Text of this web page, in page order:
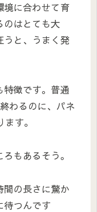
境に合わせて育
のはとても大
うと、うまく発
特徴です。普通
わるのに、パネ
す。
もあるそう。
間の長さに驚か
待つんです